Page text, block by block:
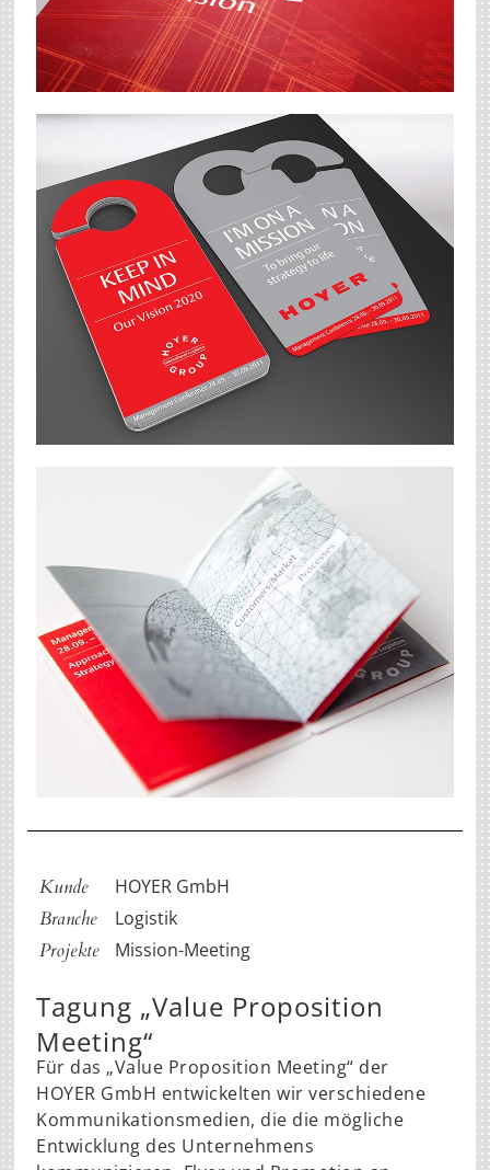
Kunde HOYER GmbH
Branche Logistik
Projekte Mission-Meeting
Tagung „Value Proposition
Meeting“
Für das „Value Proposition Meeting“ der
HOYER GmbH entwickelten wir verschiedene
Kommunikationsmedien, die die mögliche
Entwicklung des Unternehmens